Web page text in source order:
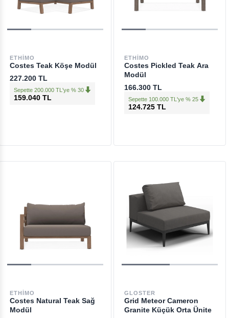
ETHIMO
Costes Teak Köşe Modül
227.200 TL
Sepette 200.000 TL'ye % 30
159.040 TL
ETHIMO
Costes Pickled Teak Ara
Modül
166.300 TL
Sepette 100.000 TL'ye % 25
124.725 TL
ETHIMO
Costes Natural Teak Sağ
Modül
GLOSTER
Grid Meteor Cameron
Granite Küçük Orta Ünite